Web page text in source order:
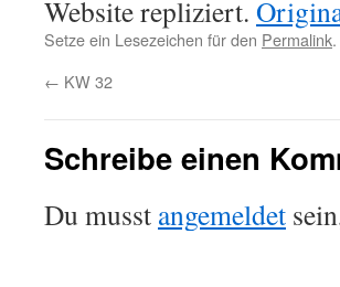
Website repliziert.
Setze ein Lesezeichen für den Permalink.
← KW 32
Schreibe einen
Du musst angemeldet